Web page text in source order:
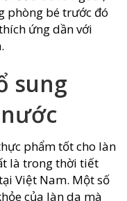
phòng bé trước đó
ứng dần với
sung
phẩm tốt cho làn
là trong thời tiết
Việt Nam. Một số
của làn da mà